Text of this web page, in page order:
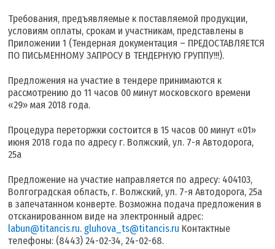
Требования, предъявляемые к поставляемой продукции,
условиям оплаты, срокам и участникам, представлены в
Приложении 1 (Тендерная документация – ПРЕДОСТАВЛЯЕТСЯ
ПО ПИСЬМЕННОМУ ЗАПРОСУ В ТЕНДЕРНУЮ ГРУППУ!!!).
Предложения на участие в тендере принимаются к
рассмотрению до 11 часов 00 минут московского времени
«29» мая 2018 года.
Процедура переторжки состоится в 15 часов 00 минут «01»
июня 2018 года по адресу г. Волжский, ул. 7-я Автодорога,
25а
Предложение на участие направляется по адресу: 404103,
Волгоградская область, г. Волжский, ул. 7-я Автодорога, 25а
в запечатанном конверте. Возможна подача предложения в
отсканированном виде на электронный адрес:
labun@titancis.ru. gluhova_ts@titancis.ru Контактные
телефоны: (8443) 24-02-34, 24-02-68.